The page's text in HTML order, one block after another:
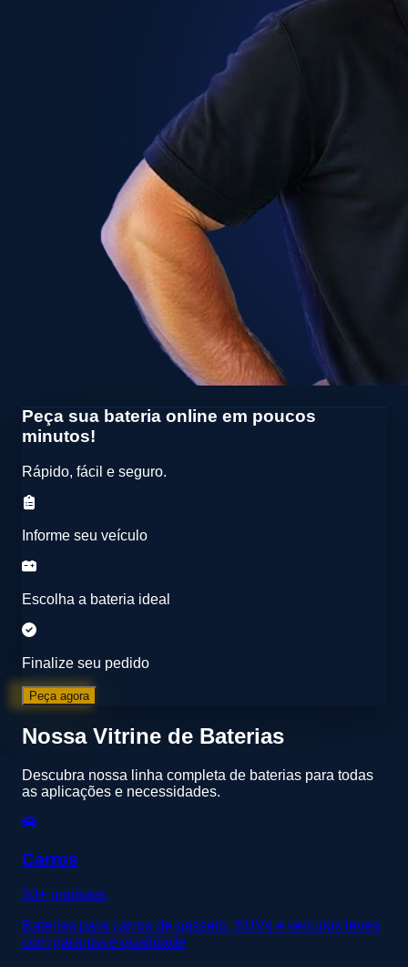
Peça sua bateria online em poucos
minutos!
Rápido, fácil e seguro.
Informe seu veículo
Escolha a bateria ideal
Finalize seu pedido
Peça agora
Nossa Vitrine de Baterias
Descubra nossa linha completa de baterias para todas
as aplicações e necessidades.
Carros
50+ produtos
Baterias para carros de passeio, SUVs e veículos leves
com garantia e qualidade